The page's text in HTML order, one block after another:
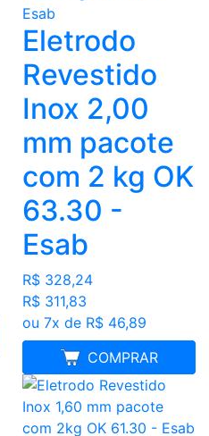
Eletrodo
Revestido
Inox 2,00
mm pacote
com 2 kg OK
63.30 -
Esab
R$ 328,24
R$ 311,83
ou 7x de R$ 46,89
COMPRAR
MELHOR PREÇO